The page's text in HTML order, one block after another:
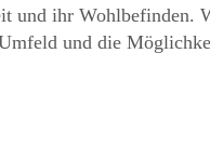
und ihr Wohlbefinden.
und die